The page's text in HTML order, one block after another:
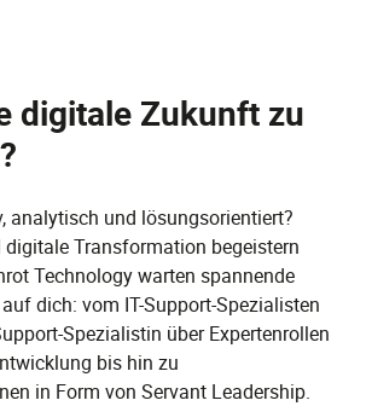
digitale Zukunft zu
analytisch und lösungsorientiert?
Transformation begeistern
Technology warten spannende
dich: vom IT-Support-Spezialisten
Spezialistin über Expertenrollen
bis hin zu
in Form von Servant Leadership.